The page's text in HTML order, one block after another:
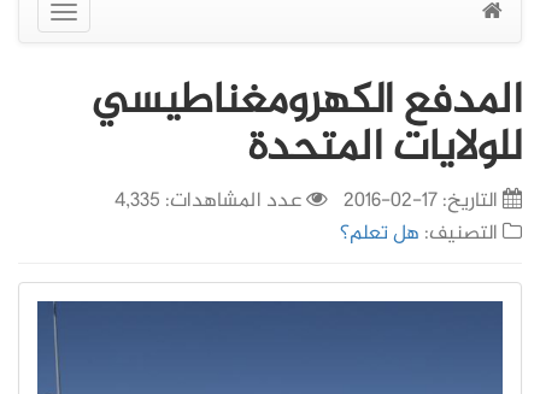
عرض
القائمة
المدفع الكهرومغناطيسي
للولايات المتحدة
التاريخ:17-02-2016
عدد المشاهدات: 4,335
التصنيف: هل تعلم؟